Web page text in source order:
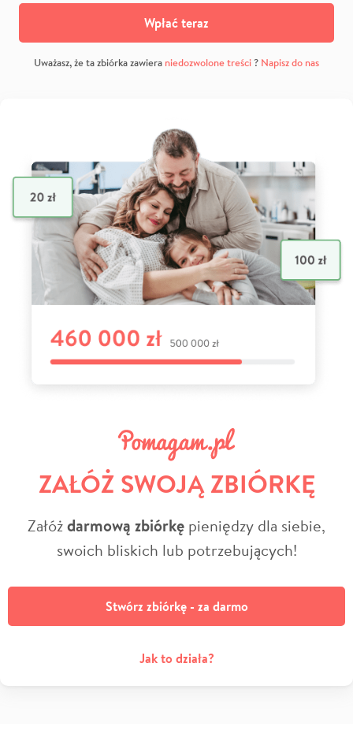
Wpłać teraz
Uważasz, że ta zbiórka zawiera niedozwolone treści? Napisz do nas
ZAŁÓŻ SWOJĄ ZBIÓRKĘ
Załóżdarmową zbiórkę pieniędzy dla siebie,
swoich bliskich lub potrzebujących!
Stwórz zbiórkę - za darmo
Jak to działa?